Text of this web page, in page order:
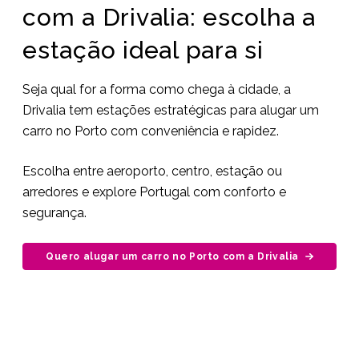
com a Drivalia: escolha a
estação ideal para si
Seja qual for a forma como chega à cidade, a
Drivalia tem estações estratégicas para alugar um
carro no Porto com conveniência e rapidez.
Escolha entre aeroporto, centro, estação ou
arredores e explore Portugal com conforto e
segurança.
Quero alugar um carro no Porto com a Drivalia